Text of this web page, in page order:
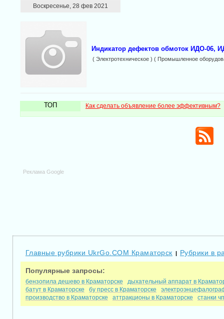
Воскресенье, 28 фев 2021
Индикатор дефектов обмоток ИДО-06,
( Электротехническое ) ( Промышленное
ТОП Как сделать объявление более эффективным?
Реклама Google
Главные рубрики UkrGo.COM Краматорск | Рубрики в
Популярные запросы:
бензопила дешево в Краматорске
дыхательный аппарат в
батут в Краматорске
бу пресс в Краматорске
производство в Краматорске
аттракционы в Краматорске станки